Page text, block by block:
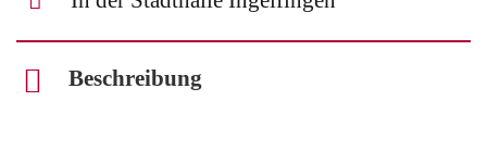
Beschreibung